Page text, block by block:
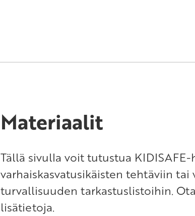
Materiaalit
Tällä sivulla voit tutustua
varhaiskasvatusikäisten tehtäviin tai
turvallisuuden tarkastuslistoihin.
lisätietoja.